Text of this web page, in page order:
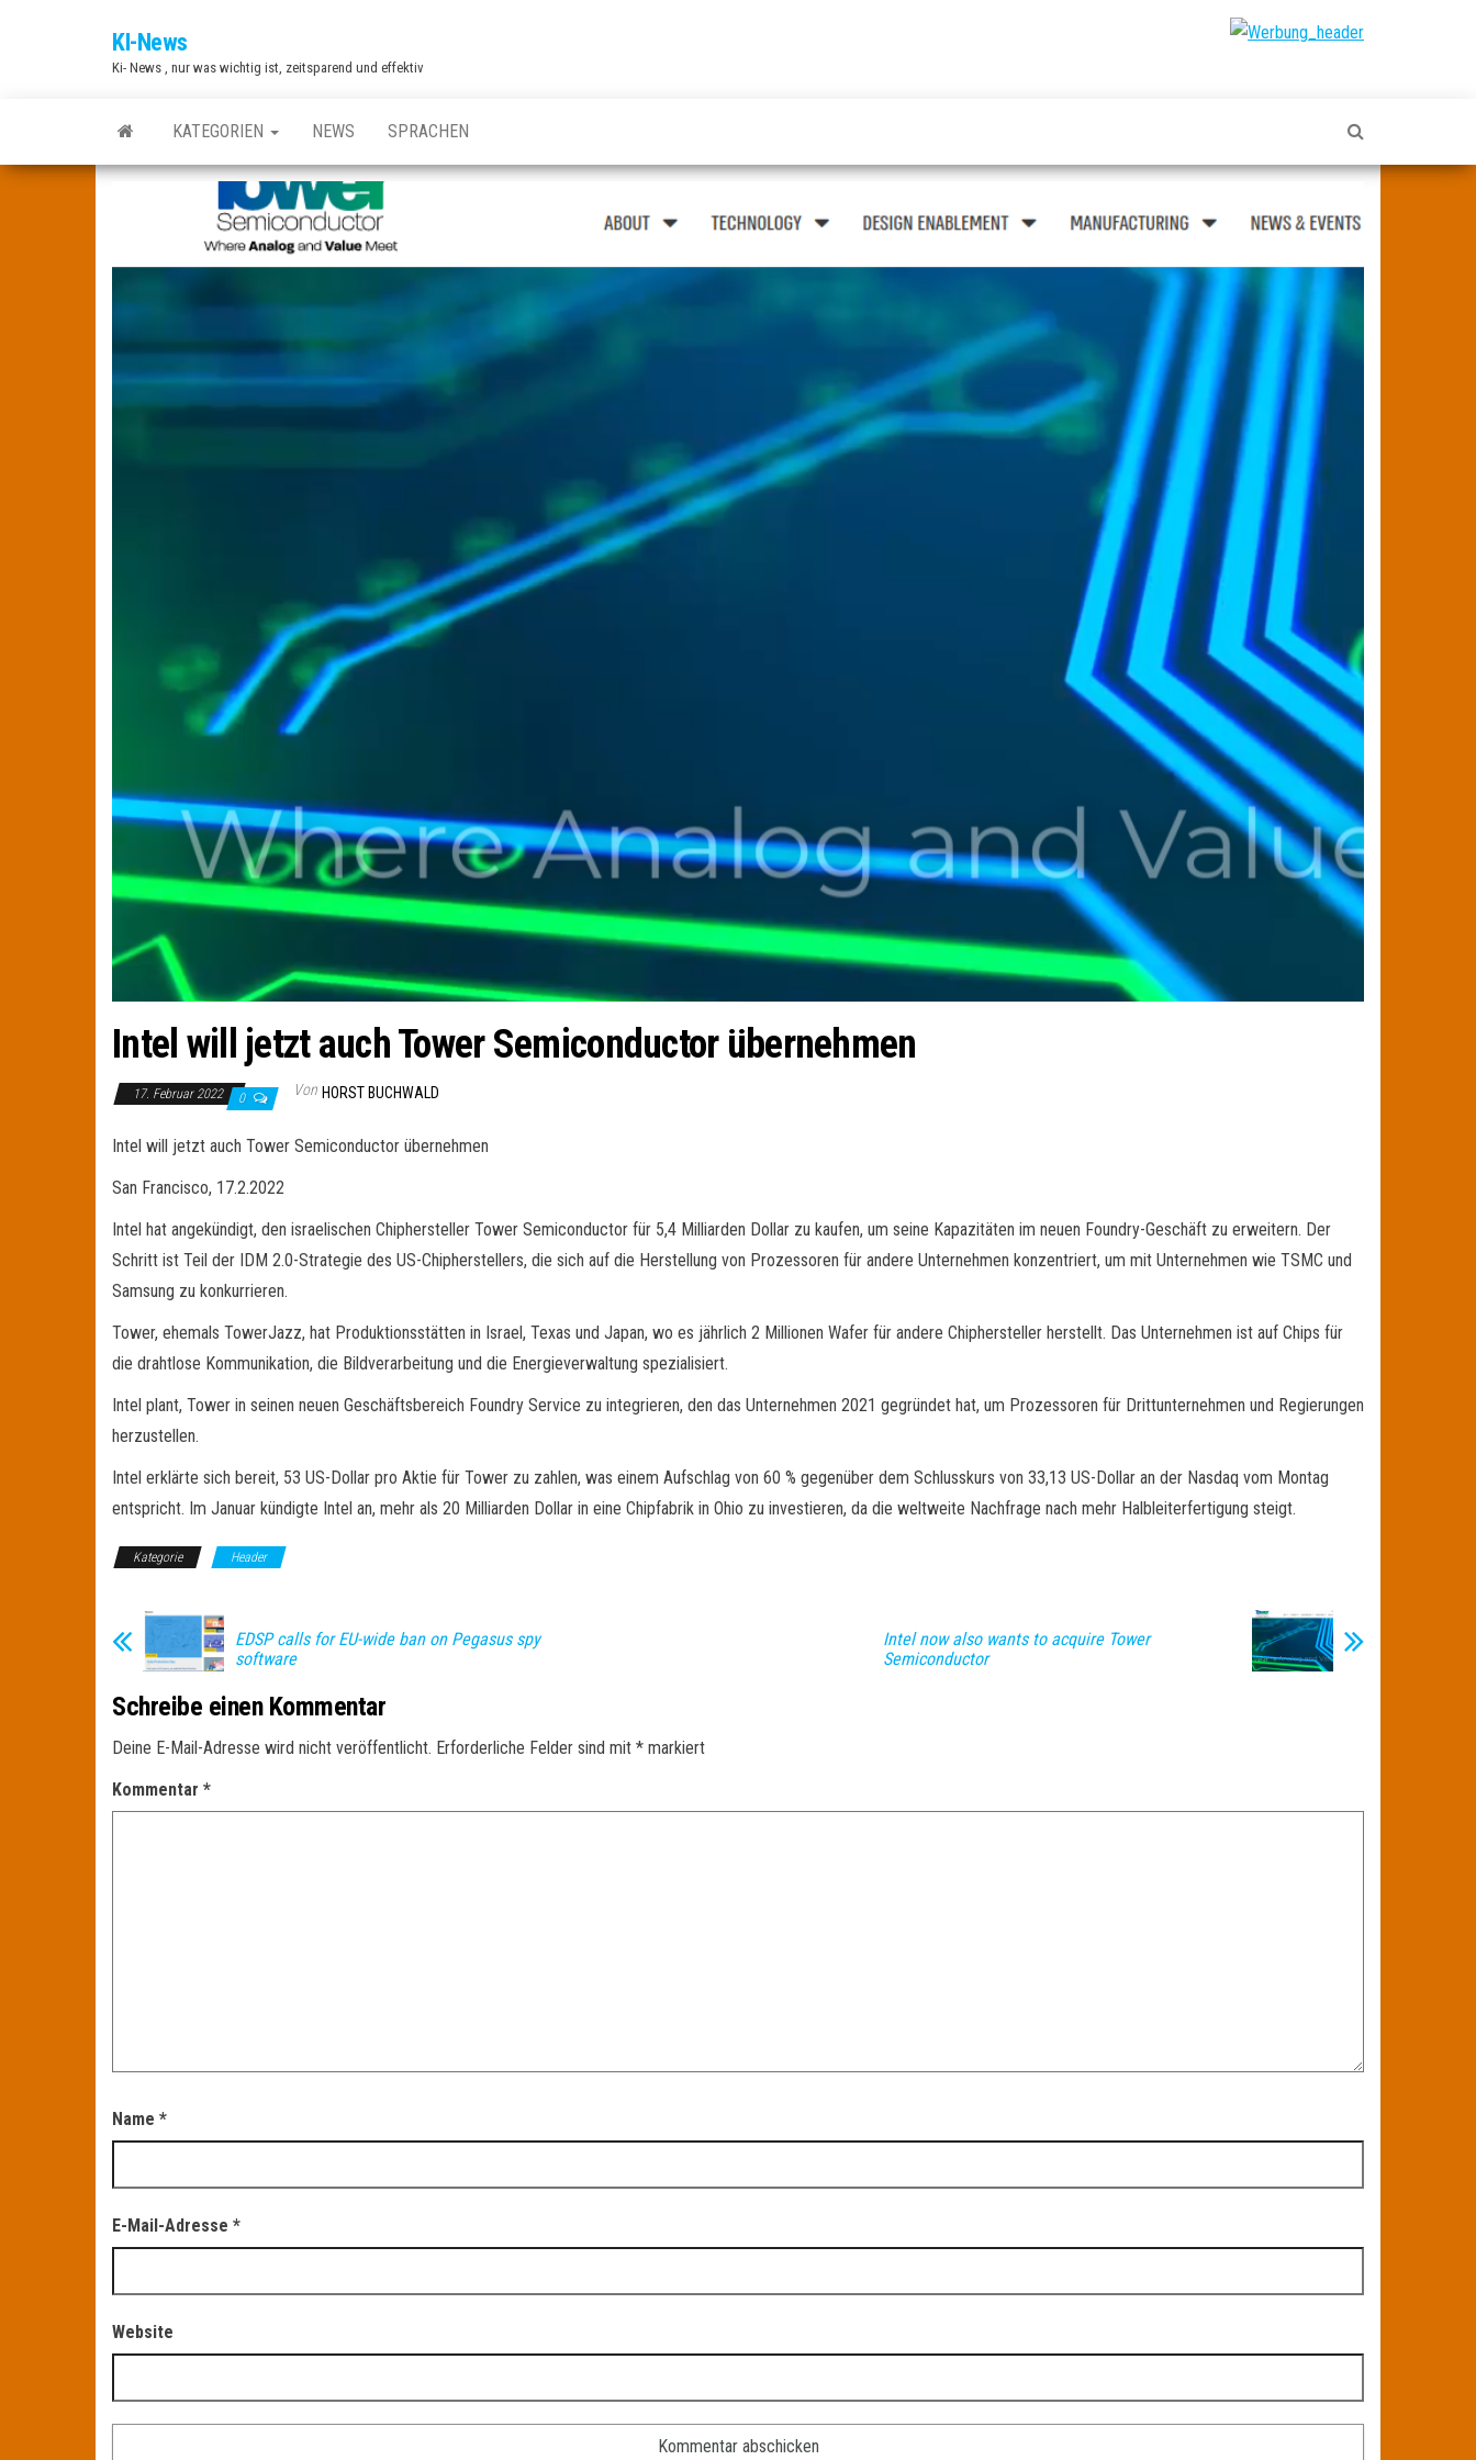
KI-News
Ki- News , nur was wichtig ist, zeitsparend und effektiv
KATEGORIEN NEWS SPRACHEN
Intel will jetzt auch Tower Semiconductor übernehmen
17. Februar 2022 0 Von HORST BUCHWALD
Intel will jetzt auch Tower Semiconductor übernehmen
San Francisco, 17.2.2022
Intel hat angekündigt, den israelischen Chiphersteller Tower Semiconductor für 5,4 Milliarden Dollar zu kaufen, um seine Kapazitäten im neuen Foundry-Geschäft zu erweitern. Der
Schritt ist Teil der IDM 2.0-Strategie des US-Chipherstellers, die sich auf die Herstellung von Prozessoren für andere Unternehmen konzentriert, um mit Unternehmen wie TSMC und
Samsung zu konkurrieren.
Tower, ehemals TowerJazz, hat Produktionsstätten in Israel, Texas und Japan, wo es jährlich 2 Millionen Wafer für andere Chiphersteller herstellt. Das Unternehmen ist auf Chips für
die drahtlose Kommunikation, die Bildverarbeitung und die Energieverwaltung spezialisiert.
Intel plant, Tower in seinen neuen Geschäftsbereich Foundry Service zu integrieren, den das Unternehmen 2021 gegründet hat, um Prozessoren für Drittunternehmen und Regierungen
herzustellen.
Intel erklärte sich bereit, 53 US-Dollar pro Aktie für Tower zu zahlen, was einem Aufschlag von 60 % gegenüber dem Schlusskurs von 33,13 US-Dollar an der Nasdaq vom Montag
entspricht. Im Januar kündigte Intel an, mehr als 20 Milliarden Dollar in eine Chipfabrik in Ohio zu investieren, da die weltweite Nachfrage nach mehr Halbleiterfertigung steigt.
Kategorie Header
EDSP calls for EU-wide ban on Pegasus spy
software
Intel now also wants to acquire Tower
Semiconductor
Schreibe einen Kommentar
Deine E-Mail-Adresse wird nicht veröffentlicht. Erforderliche Felder sind mit * markiert
Kommentar *
Name *
E-Mail-Adresse *
Website